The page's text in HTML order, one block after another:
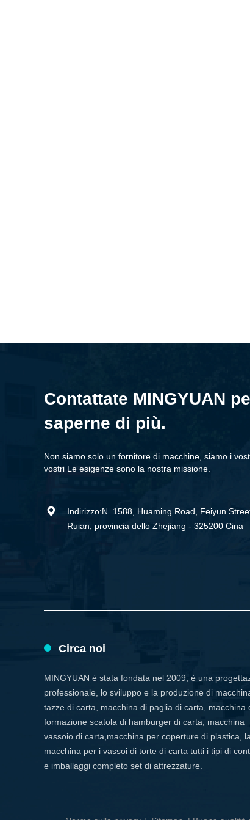
Contattate MINGYUAN
saperne di più.
Non siamo solo un fornitore di macchine, siamo i
vostri Le esigenze sono la nostra missione.

Indirizzo:N. 1588, Huaming Road, Feiyun
Ruian, provincia dello Zhejiang - 325200 Cina
Circa noi
MINGYUAN è stata fondata nel 2009, è una
professionale, lo sviluppo e la produzione di
tazze di carta, macchina di paglia di carta, macchina
formazione scatola di hamburger di carta, macchina
vassoio di carta,macchina per coperture di plastica, la
macchina per i vassoi di torte di carta tutti i tipi di
e imballaggi completo set di attrezzature.